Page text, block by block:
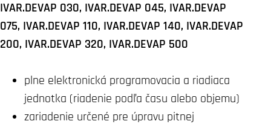
IVAR.DEVAP 030, IVAR.DEVAP 045, IVAR.DEVAP
075, IVAR.DEVAP 110, IVAR.DEVAP 140, IVAR.DEVAP
200, IVAR.DEVAP 320, IVAR.DEVAP 500
plne elektronická programovacia a riadiaca
jednotka (riadenie podľa času alebo objemu)
zariadenie určené pre úpravu pitnej